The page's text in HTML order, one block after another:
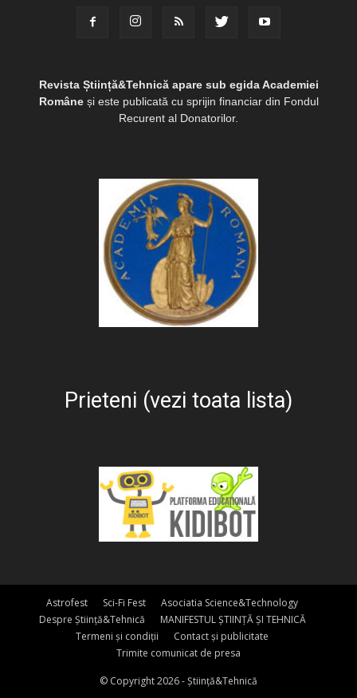
Revista Știință&Tehnică apare sub egida Academiei
Româneși este publicată cu sprijin financiar din Fondul
Recurent al Donatorilor.
Prieteni (vezi toata lista)
Astrofest Sci-Fi Fest
Asociatia Science&Technology
Despre Știință&Tehnică
MANIFESTUL ȘTIINȚĂ ȘI TEHNICĂ
Termeni și condiții
Contact și publicitate
Trimite comunicat de presa
© Copyright 2026 - Știință&Tehnică